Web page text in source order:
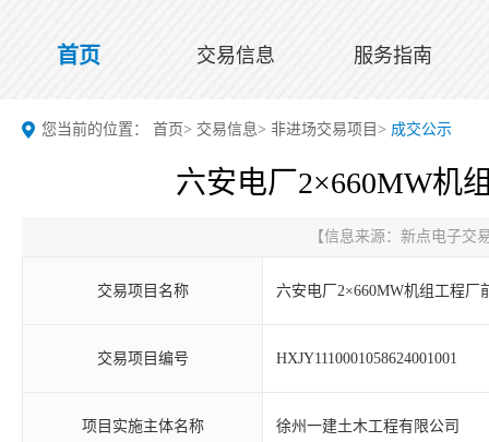
首页 交易信息 服务指南
您当前的位置： 首页> 交易信息> 非进场交易项目 > 成交公示
六安电厂2×660MW机
【信息来源： 新点电子交
交易项目名称 六安电厂2×660MW机组工程厂
交易项目编号 HXJY1110001058624001001
项目实施主体名称 徐州一建土木工程有限公司